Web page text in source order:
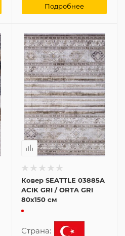
Подробнее
Ковер SEATTLE 03885A
ACIK GRI / ORTA GRI
80x150 см
Страна: